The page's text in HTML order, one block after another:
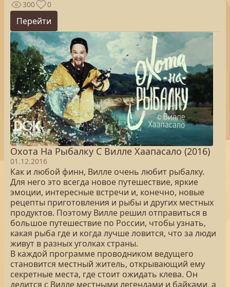
300 0
Перейти
Охота На Рыбалку С Вилле Хаапасало (2016)
01.12.2016
Как и любой финн, Вилле очень любит рыбалку.
Для него это всегда новое путешествие, яркие
эмоции, интересные встречи и, конечно, новые
рецепты приготовления и рыбы и других местных
продуктов. Поэтому Вилле решил отправиться в
большое путешествие по России, чтобы узнать,
какая рыба где и когда лучше ловится, что за люди
живут в разных уголках страны.
В каждой программе проводником ведущего
становится местный житель, открывающий ему
секретные места, где стоит ожидать клева. Он
делится с Вилле местными легендами и байками, а